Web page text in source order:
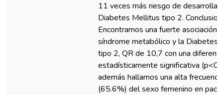
11 veces más riesgo de desarrollar
Diabetes Mellitus tipo 2.
Encontramos una fuerte asociación
síndrome metabólico y la Diabetes
tipo 2, QR de 10,7 con una
estadísticamente significativa
además hallamos una alta frecuencia
(65.6%) del sexo femenino en